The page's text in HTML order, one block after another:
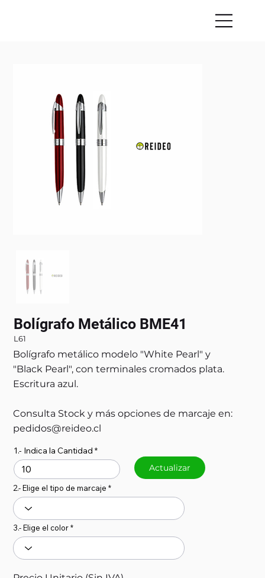
Bolígrafo Metálico BME41
L61
Bolígrafo metálico modelo "White Pearl" y
"Black Pearl", con terminales cromados plata.
Escritura azul.
Consulta Stock y más opciones de marcaje en:
pedidos@reideo.cl
1.- Indica la Cantidad
Actualizar
2.- Elige el tipo de marcaje
3.- Elige el color